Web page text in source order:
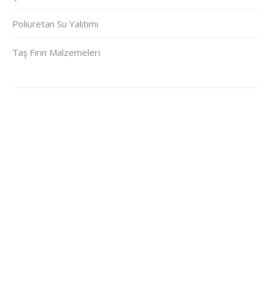
Poliüretan Su Yalıtımı
Taş Fırın Malzemeleri